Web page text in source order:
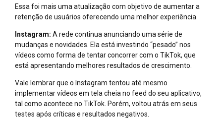
Essa foi mais uma atualização com objetivo de aumentar a
retenção de usuários oferecendo uma melhor experiência.
Instagram: A rede continua anunciando uma série de
mudanças e novidades. Ela está investindo “pesado” nos
vídeos como forma de tentar concorrer com o TikTok, que
está apresentando melhores resultados de crescimento.
Vale lembrar que o Instagram tentou até mesmo
implementar vídeos em tela cheia no feed do seu aplicativo,
tal como acontece no TikTok. Porém, voltou atrás em seus
testes após críticas e resultados negativos.